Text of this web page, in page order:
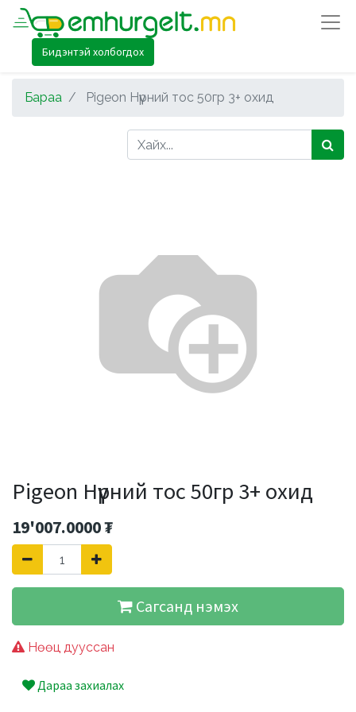
Бидэнтэй холбогдох
Бараа Pigeon Нүүрний тос 50гр 3+ охид
Pigeon Нүүрний тос 50гр 3+ охид
19'007.0000₮
Сагсанд нэмэх
Нөөц дууссан
Дараа захиалах